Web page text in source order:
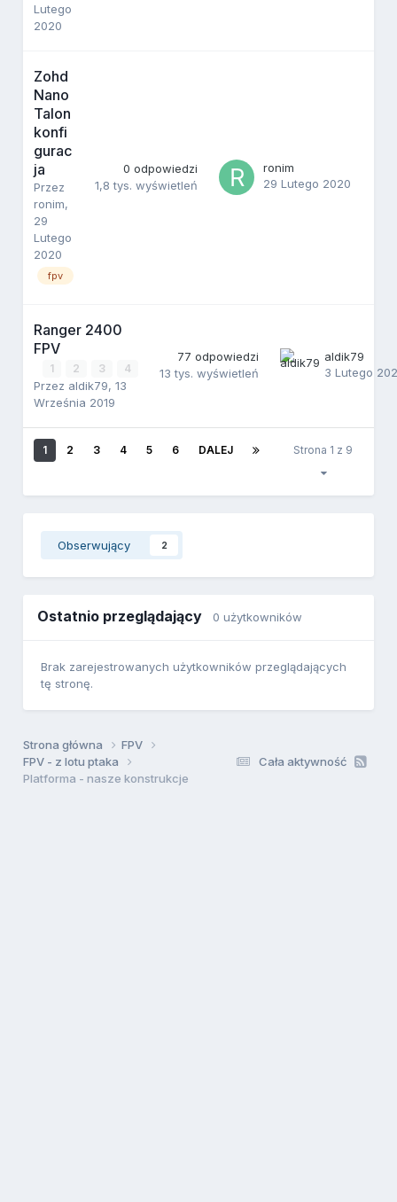
Lutego
2020
Zohd
Nano
Talon
konfi
gurac
ja
Przez
ronim,
29
Lutego
2020
fpv
0 odpowiedzi
1,8 tys. wyświetleń
ronim
29 Lutego 2020
Ranger 2400
FPV
1 2 3 4
Przez aldik79,13
Września 2019
77 odpowiedzi
13 tys. wyświetleń
aldik79
3 Lutego
1 2 3 4 5 6 DALEJ Strona 1 z 9
Obserwujący 2
Ostatnio przeglądający 0 użytkowników
Brak zarejestrowanych użytkowników przeglądających
tę stronę.
Cała aktywność
Strona główna
FPV
FPV - z lotu ptaka
Platforma - nasze konstrukcje